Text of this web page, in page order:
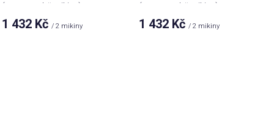
(cena za obě mikiny)
1 432 Kč / 2 mikiny
(cena za obě mikiny)
1 432 Kč / 2 mikiny